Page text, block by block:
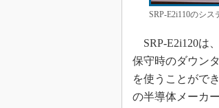
SRP-E2i110のシ
SRP-E2i120は
保守時のダウン
を使うことがで
の半導体メーカ